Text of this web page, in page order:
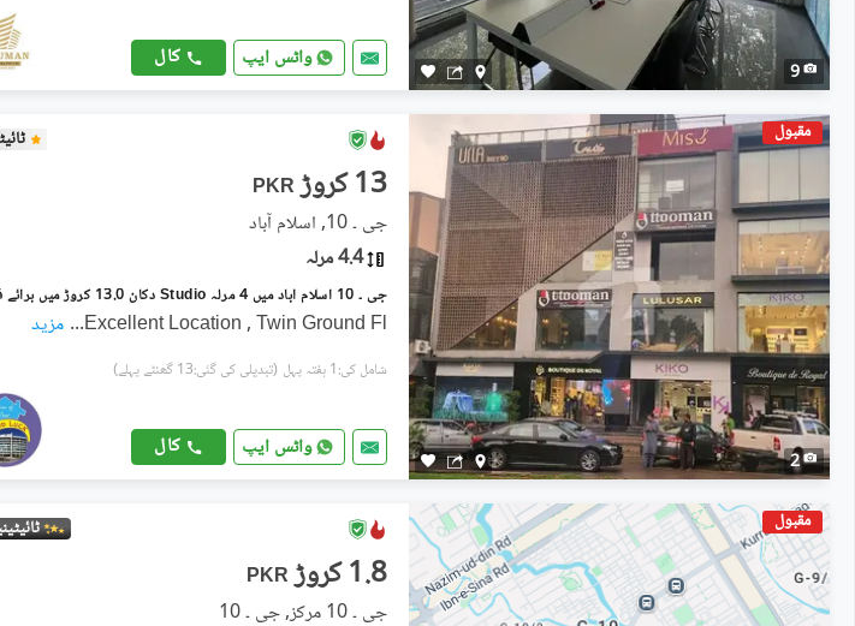
9 واٹس ایپ کال
مقبول
2
PKR 13 کروڑ
جی ۔ 10, اسلام آباد
4.4 مرلہ
Excellent Location , Twin Ground Fl
... مزید
شامل کی:1 ہفتہ پہل (تبدیلی کی گئی:13 گھنٹے پہلے)
واٹس ایپ کال
مقبول
PKR 1.8 کروڑ
جی ۔ 10 مرکز, جی ۔ 10